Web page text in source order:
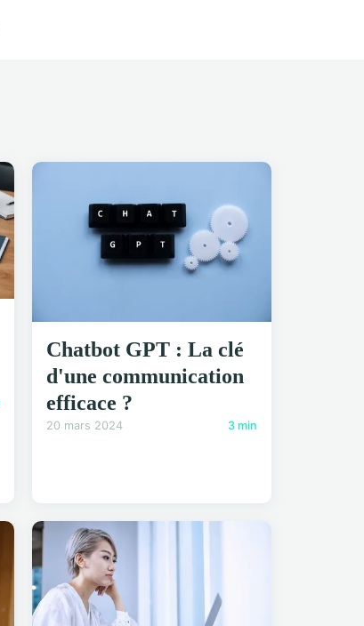
Chatbot GPT : La clé
d'une communication
efficace ?
20 mars 2024 3 min